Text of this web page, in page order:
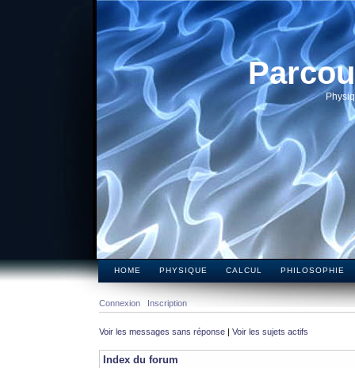
HOME PHYSIQUE CALCUL PHILOSOPHIE
Connexion Inscription
Voir les messages sans réponse | Voir les sujets actifs
Index du forum